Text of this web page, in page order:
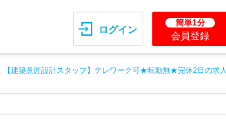
ログイン
簡単1分
会員登録
【建築意匠設計スタッフ】テレワーク可★転勤無★完休2日の求人